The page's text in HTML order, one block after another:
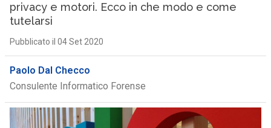
privacy e motori. Ecco in che modo e come
tutelarsi
Pubblicato il 04 Set 2020
Paolo Dal Checco
Consulente Informatico Forense